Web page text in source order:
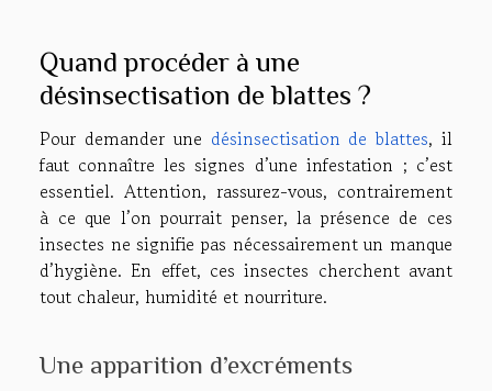
Quand procéder à une
désinsectisation de blattes ?
Pour demander une désinsectisation de blattes, il
faut connaître les signes d’une infestation ; c’est
essentiel. Attention, rassurez-vous, contrairement
à ce que l’on pourrait penser, la présence de ces
insectes ne signifie pas nécessairement un manque
d’hygiène. En effet, ces insectes cherchent avant
tout chaleur, humidité et nourriture.
Une apparition d’excréments